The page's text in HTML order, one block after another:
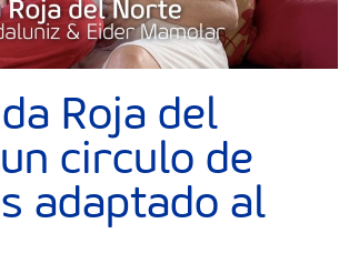
Roja del
circulo de
adaptado al